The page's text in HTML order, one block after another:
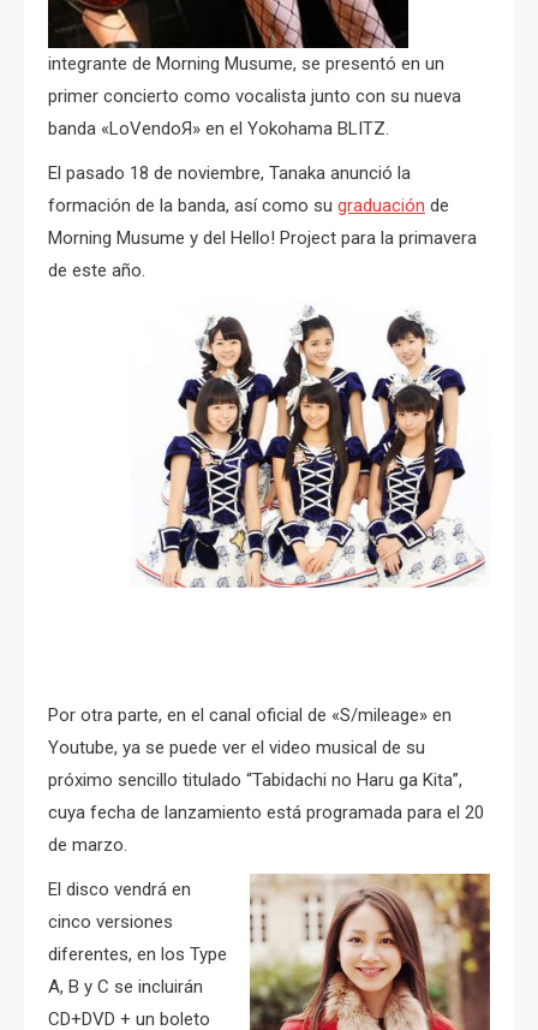
integrante de Morning Musume, se presentó en un
primer concierto como vocalista junto con su nueva
banda «LoVendoЯ» en el Yokohama BLITZ.
El pasado 18 de noviembre, Tanaka anunció la
formación de la banda, así como su graduación de
Morning Musume y del Hello! Project para la primavera
de este año.
Por otra parte, en el canal oficial de «S/mileage» en
Youtube, ya se puede ver el video musical de su
próximo sencillo titulado “Tabidachi no Haru ga Kita”,
cuya fecha de lanzamiento está programada para el 20
de marzo.
El disco vendrá en
cinco versiones
diferentes, en los Type
A, B y C se incluirán
CD+DVD + un boleto